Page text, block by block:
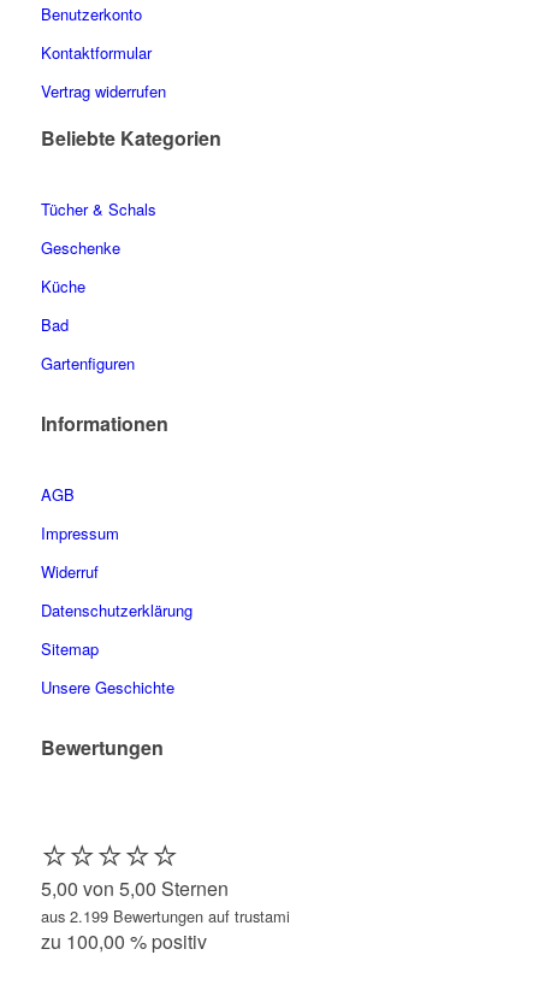
Benutzerkonto
Kontaktformular
Vertrag widerrufen
Beliebte Kategorien
Tücher & Schals
Geschenke
Küche
Bad
Gartenfiguren
Informationen
AGB
Impressum
Widerruf
Datenschutzerklärung
Sitemap
Unsere Geschichte
Bewertungen
⭐️⭐️⭐️⭐️⭐️
5,00 von 5,00 Sternen
aus 2.199 Bewertungen auf trustami
zu 100,00 % positiv